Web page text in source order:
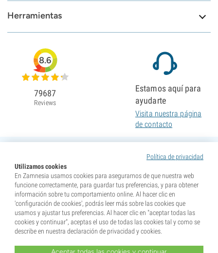
Herramientas
Política de privacidad
Utilizamos cookies
En Zamnesia usamos cookies para asegurarnos de que nuestra web
funcione correctamente, para guardar tus preferencias, y para obtener
información sobre tu comportamiento online. Al hacer clic en
'configuración de cookies', podrás leer más sobre las cookies que
usamos y ajustar tus preferencias. Al hacer clic en "aceptar todas las
cookies y continuar", aceptas el uso de todas las cookies tal y como se
describe en nuestra declaración de privacidad y cookies.
8.6
79687
Reviews
Estamos aquí para
ayudarte
Visita nuestra página
de contacto